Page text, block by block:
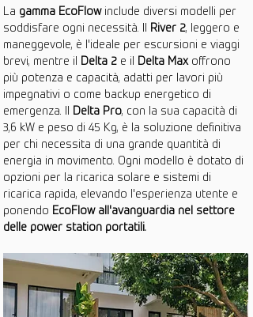
La gamma EcoFlow include diversi modelli per
soddisfare ogni necessità. Il
River 2, leggero e
maneggevole, è l'ideale per escursioni e viaggi
brevi, mentre il
Delta 2 e il Delta Max offrono
più potenza e capacità, adatti per lavori più
impegnativi o come backup energetico di
emergenza. Il
Delta Pro, con la sua capacità di
3,6 kW e peso di 45 Kg, è la soluzione definitiva
per chi necessita di una grande quantità di
energia in movimento. Ogni modello è dotato di
opzioni per la ricarica solare e sistemi di
ricarica rapida, elevando l'esperienza utente e
ponendo EcoFlow all'avanguardia nel settore
delle power station portatili.